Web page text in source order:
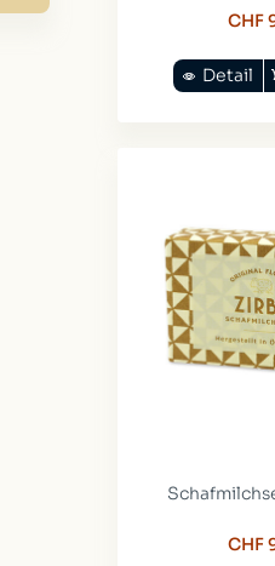
CHF
Detail
CHF